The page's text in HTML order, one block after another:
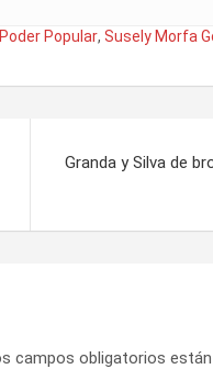
Poder Popular, Susely Morfa
Granda y Silva de
campos obligatorios